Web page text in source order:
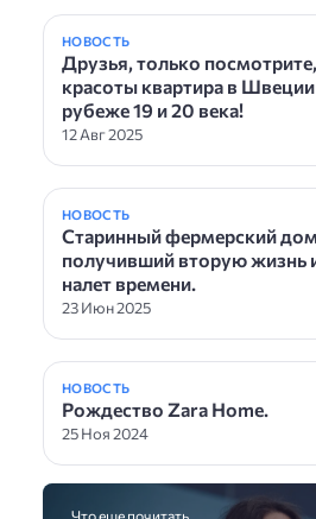
НОВОСТЬ
Друзья, только
красоты квартира в
рубеже 19 и 20 века!
12 Авг 2025
НОВОСТЬ
Старинный фермерский
получивший вторую жизнь
налет времени.
23 Июн 2025
НОВОСТЬ
Рождество Zara Home.
25 Ноя 2024